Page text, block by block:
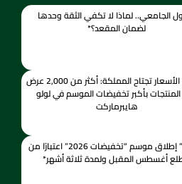
الجامعي.. لماذا لا تكفي الثقة وحدها
لضمان المقعد؟*
عاصفة الأسعار تجتاح المملكة: أكثر من 2,000 عرض
بأكبر تخفيضات الموسم في لولو
هايبرماركت
التجارة” إطلاق موسم “تخفيضات 2026” اعتبارًا من
أغسطس المقبل ولمدة ثلاثة أشهر*